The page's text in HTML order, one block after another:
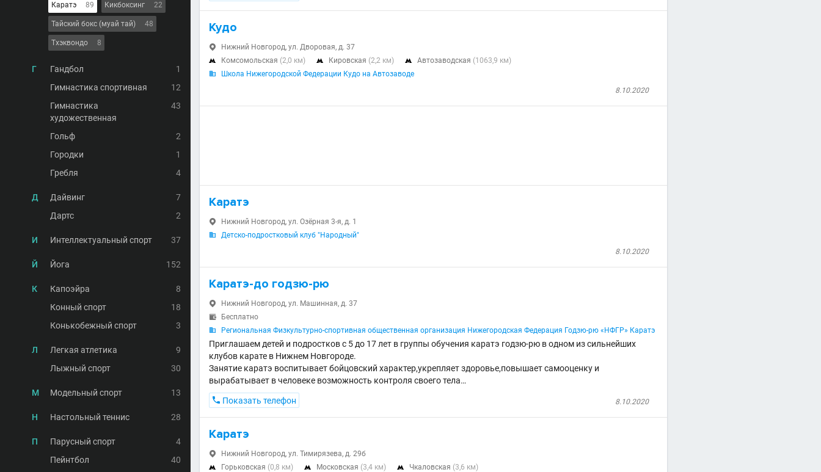
Каратэ 89 Кикбоксинг 22
Тайский бокс (муай тай) 48
Тхэквондо 8
Г Гандбол
1
Гимнастика спортивная
12
Гимнастика
художественная
43
Гольф
2
Городки
1
Гребля
4
Д Дайвинг
7
Дартс
2
И Интеллектуальный спорт 37
Й Йога 152
К Капоэйра
8
Конный спорт
18
Конькобежный спорт
3
Л Легкая атлетика
9
Лыжный спорт
30
М Модельный спорт 13
Н Настольный теннис 28
П Парусный спорт
4
Пейнтбол
40
Кудо
 Нижний Новгород, ул. Дворовая, д. 37
 Комсомольская (2,0 км)  Кировская (2,2 км)  Автозаводская (1063,9 км)

Школа Нижегородской Федерации Кудо на Автозаводе
8.10.2020
Каратэ
 Нижний Новгород, ул. Озёрная 3-я, д. 1

Детско-подростковый клуб "Народный"
8.10.2020
Каратэ-до годзю-рю
 Нижний Новгород, ул. Машинная, д. 37
 Бесплатно
 Региональная Физкультурно-спортивная общественная организация Нижегородская Федерация Годзю-рю «НФГР» Каратэ
Приглашаем детей и подростков с 5 до 17 лет в группы обучения каратэ годзю-рю в одном из сильнейших
клубов карате в Нижнем Новгороде.
Занятие каратэ воспитывает бойцовский характер,укрепляет здоровье,повышает самооценку и
вырабатывает в человеке возможность контроля своего тела…
8.10.2020
 Показать телефон
Каратэ
 Нижний Новгород, ул. Тимирязева, д. 29б
 Горьковская (0,8 км)  Московская (3,4 км)  Чкаловская (3,6 км)